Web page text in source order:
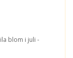
blom i juli -